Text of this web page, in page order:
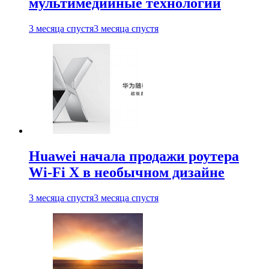
3 месяца спустя3 месяца спустя
Huawei начала продажи роутера
Wi-Fi X в необычном дизайне
3 месяца спустя3 месяца спустя